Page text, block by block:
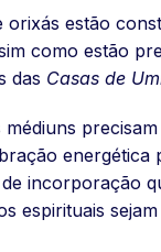
orixás estão
como estão
das Casas de
energética
incorporação
espirituais